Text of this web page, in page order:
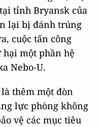
tỉnh Bryansk của
lại bị đánh trúng
cuộc tấn công
hại một phần hệ
Nebo-U.
thêm một đòn
lực phòng không
vệ các mục tiêu